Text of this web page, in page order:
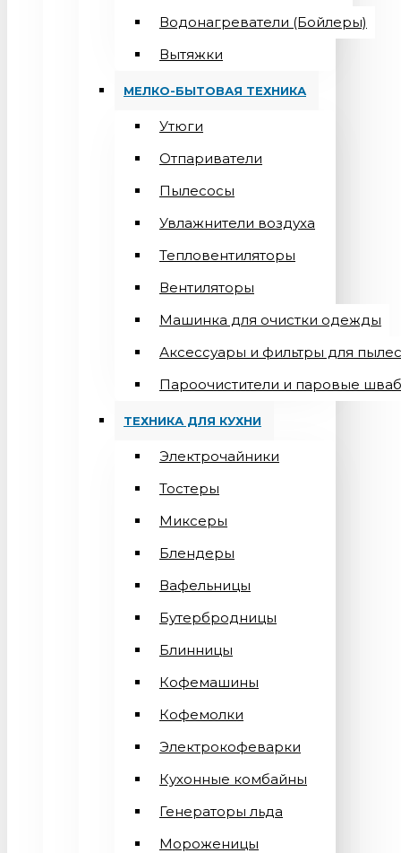
Водонагреватели (Бойлеры)
Вытяжки
МЕЛКО-БЫТОВАЯ ТЕХНИКА
Утюги
Отпариватели
Пылесосы
Увлажнители воздуха
Тепловентиляторы
Вентиляторы
Машинка для очистки одежды
Аксессуары и фильтры для
Пароочистители и паровые
ТЕХНИКА ДЛЯ КУХНИ
Электрочайники
Тостеры
Миксеры
Блендеры
Вафельницы
Бутербродницы
Блинницы
Кофемашины
Кофемолки
Электрокофеварки
Кухонные комбайны
Генераторы льда
Мороженицы